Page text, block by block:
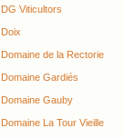
DG Viticultors
Doix
Domaine de la Rectorie
Domaine Gardiés
Domaine Gauby
Domaine La Tour Vieille